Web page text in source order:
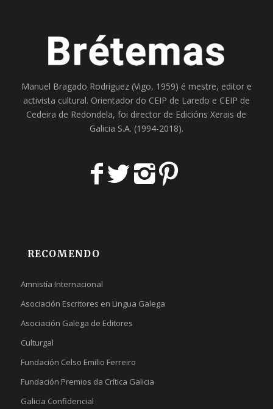
Manuel Bragado Rodríguez (Vigo, 1959) é mestre, editor e
activista cultural. Orientador do CEIP de Laredo e CEIP de
Cedeira de Redondela, foi director de Edicións Xerais de
Galicia S.A. (1994-2018).
RECOMENDO
Amnistía Internacional
Asociación Escritores en Lingua Galega
Asociación Galega de Editores
Culturgal
Fundación Celso Emilio Ferreiro
Fundación Premios da Crítica Galicia
Galicia Confidencial